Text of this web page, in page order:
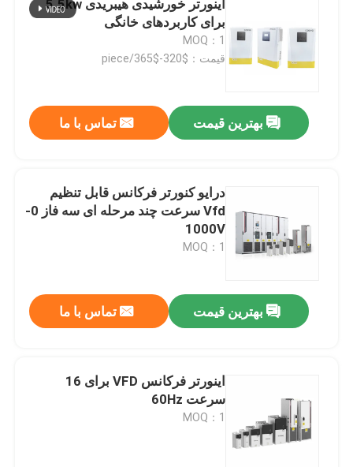
اینورتر خورشیدی هیبریدی 5.5kw
برای کاربردهای خانگی
MOQ：1
قیمت：$320-$365/piece
بهترین قیمت تماس با ما
درایو کنورتر فرکانس قابل تنظیم
Vfd سرعت چند مرحله ای سه فاز 0-
1000V
MOQ：1
بهترین قیمت تماس با ما
اینورتر فرکانس VFD برای 16
سرعت 60Hz
MOQ：1